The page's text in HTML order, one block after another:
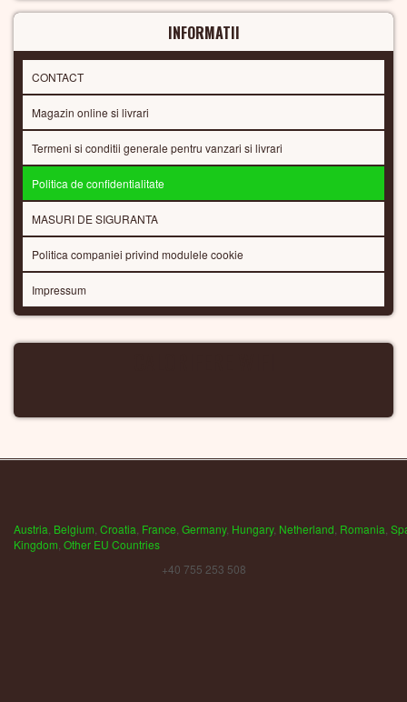
INFORMATII
CONTACT
Magazin online si livrari
Termeni si conditii generale pentru vanzari si livrari
Politica de confidentialitate
MASURI DE SIGURANTA
Politica companiei privind modulele cookie
Impressum
Austria Belgium Croatia France Germany, Hungary, Netherland Romania
Kingdom Other EU Countries
+40 755 253 508